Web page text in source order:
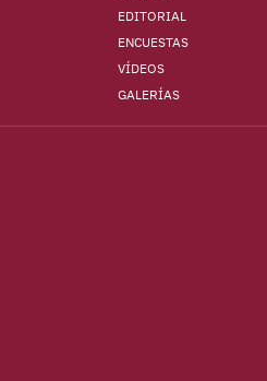
EDITORIAL
ENCUESTAS
VÍDEOS
GALERÍAS